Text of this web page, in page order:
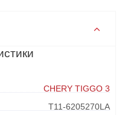
CHERY TIGGO 3
T11-6205270LA